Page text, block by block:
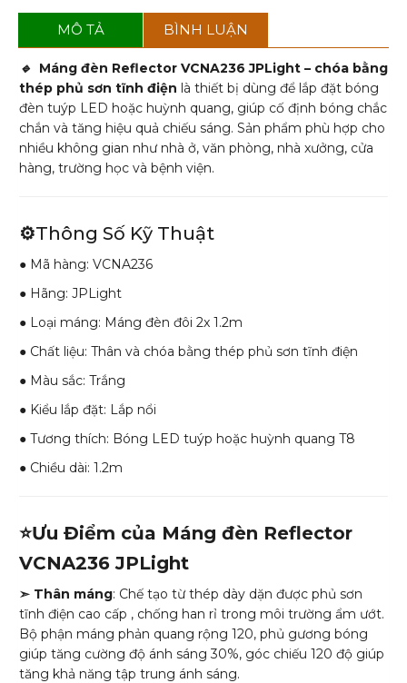
MÔ TẢ BÌNH LUẬN
🔹 Máng đèn Reflector VCNA236 JPLight – chóa bằng
thép phủ sơn tĩnh điện là thiết bị dùng để lắp đặt bóng
đèn tuýp LED hoặc huỳnh quang, giúp cố định bóng chắc
chắn và tăng hiệu quả chiếu sáng. Sản phẩm phù hợp cho
nhiều không gian như nhà ở, văn phòng, nhà xưởng, cửa
hàng, trường học và bệnh viện.
⚙️Thông Số Kỹ Thuật
● Mã hàng: VCNA236
● Hãng: JPLight
● Loại máng: Máng đèn đôi 2x 1.2m
● Chất liệu: Thân và chóa bằng thép phủ sơn tĩnh điện
● Màu sắc: Trắng
● Kiểu lắp đặt: Lắp nổi
● Tương thích: Bóng LED tuýp hoặc huỳnh quang T8
● Chiều dài: 1.2m
⭐Ưu Điểm của Máng đèn Reflector
VCNA236 JPLight
➣ Thân máng: Chế tạo từ thép dày dặn được phủ sơn
tĩnh điện cao cấp , chống han rỉ trong môi trường ẩm ướt.
Bộ phận máng phản quang rộng 120, phủ gương bóng
giúp tăng cường độ ánh sáng 30%, góc chiếu 120 độ giúp
tăng khả năng tập trung ánh sáng.